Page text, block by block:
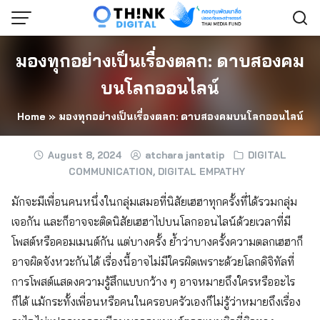
Skip
มองทุกอย่างเป็นเรื่องตลก: ดาบสองคม
บนโลกออนไลน์
Home » มองทุกอย่างเป็นเรื่องตลก: ดาบสองคมบนโลกออนไลน์
August 8, 2024 atchara jantatip
DIGITAL
COMMUNICATION, DIGITAL EMPATHY
มักจะมีเพื่อนคนหนึ่งในกลุ่มเสมอที่นิสัยเฮฮาทุกครั้งที่ได้รวมกลุ่ม
เจอกัน และก็อาจจะติดนิสัยเฮฮาไปบนโลกออนไลน์ด้วยเวลาที่มี
โพสต์หรือคอมเมนต์กัน แต่บางครั้ง ย้ำว่าบางครั้งความตลกเฮฮาก็
อาจผิดจังหวะกันได้ เรื่องนี้อาจไม่มีใครผิดเพราะด้วยโลกดิจิทัลที่
การโพสต์แสดงความรู้สึกแบบกว้าง ๆ อาจหมายถึงใครหรืออะไร
ก็ได้ แม้กระทั้งเพื่อนหรือคนในครอบครัวเองก็ไม่รู้ว่าหมายถึงเรื่อง